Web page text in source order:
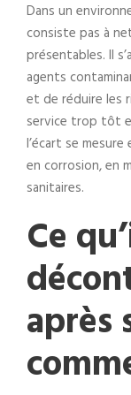
Dans un
consiste pas à
présentables. Il
agents
et de réduire les
service trop tôt
l’écart se
en corrosion, en
sanitaires.
Ce
après